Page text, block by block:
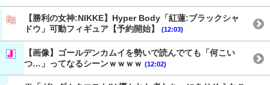
【勝利の女神:NIKKE】Hyper Body「紅蓮:ブラックシャ
ドウ」可動フィギュア【予約開始】
(12:03)
【画像】ゴールデンカムイを勢いで読んでても「何こい
つ…」ってなるシーンｗｗｗｗ (12:02)